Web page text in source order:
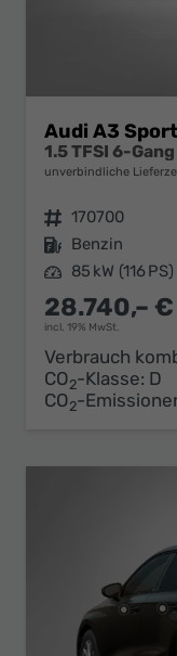
Audi A3
1.5 TFSI 6-Gang
unverbindliche
Fahrzeugnr. 170700
Kraftstoff Benzin
Leistung 85 kW (116 PS)
28.740,– €
incl. 19% MwSt.
Verbrauch
CO2-Klasse: D
CO2-